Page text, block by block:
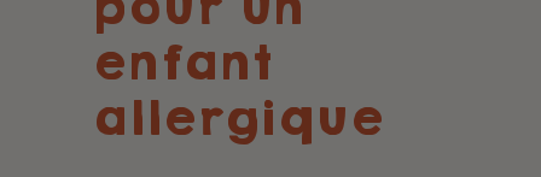
enfant
allergique